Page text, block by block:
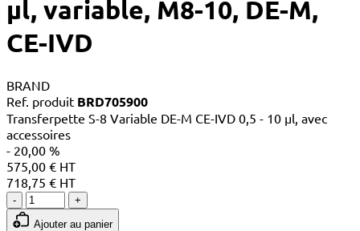
µl, variable, M8-10, DE-M,
CE-IVD
BRAND
Ref. produit BRD705900
Transferpette S-8 Variable DE-M CE-IVD 0,5 - 10 µl, avec
accessoires
- 20,00 %
575,00 € HT
718,75 € HT
-
+
Ajouter au panier